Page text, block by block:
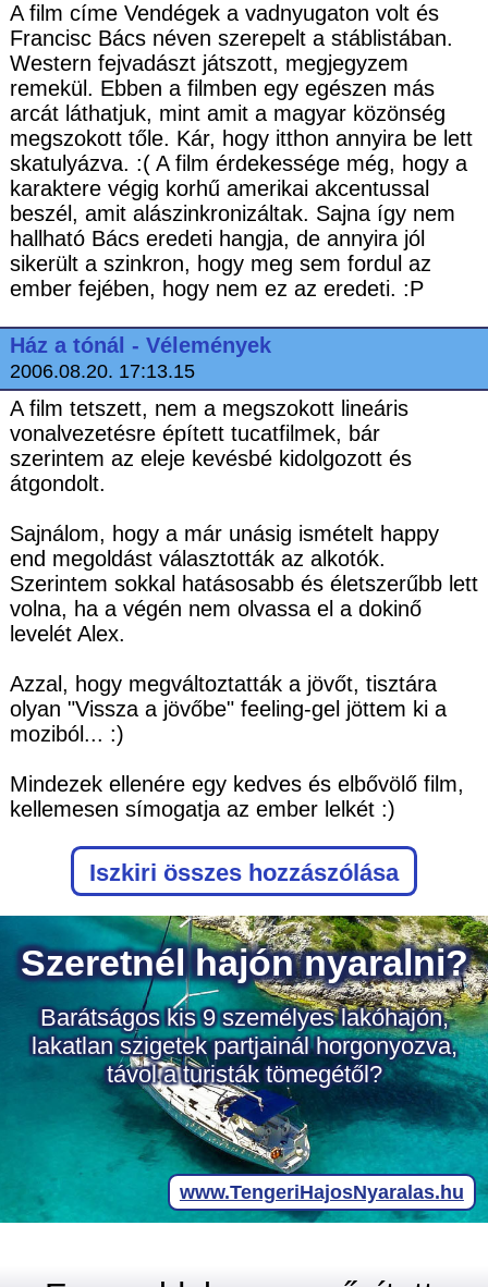
A film címe Vendégek a vadnyugaton volt és
Francisc Bács néven szerepelt a stáblistában.
Western fejvadászt játszott, megjegyzem
remekül. Ebben a filmben egy egészen más
arcát láthatjuk, mint amit a magyar közönség
megszokott tőle. Kár, hogy itthon annyira be lett
skatulyázva. :( A film érdekessége még, hogy a
karaktere végig korhű amerikai akcentussal
beszél, amit alászinkronizáltak. Sajna így nem
hallható Bács eredeti hangja, de annyira jól
sikerült a szinkron, hogy meg sem fordul az
ember fejében, hogy nem ez az eredeti. :P
Ház a tónál - Vélemények
2006.08.20. 17:13.15
A film tetszett, nem a megszokott lineáris
vonalvezetésre épített tucatfilmek, bár
szerintem az eleje kevésbé kidolgozott és
átgondolt.
Sajnálom, hogy a már unásig ismételt happy
end megoldást választották az alkotók.
Szerintem sokkal hatásosabb és életszerűbb lett
volna, ha a végén nem olvassa el a dokinő
levelét Alex.
Azzal, hogy megváltoztatták a jövőt, tisztára
olyan "Vissza a jövőbe" feeling-gel jöttem ki a
moziból... :)
Mindezek ellenére egy kedves és elbővölő film,
kellemesen símogatja az ember lelkét :)
Iszkiri összes hozzászólása